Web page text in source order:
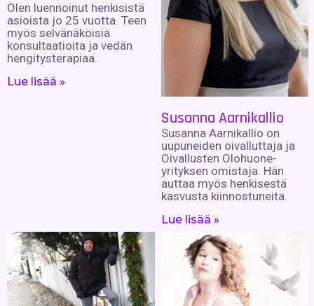
Olen luennoinut henkisistä
asioista jo 25 vuotta. Teen
myös selvänäköisiä
konsultaatioita ja vedän
hengitysterapiaa.
Lue lisää »
Susanna Aarnikallio
Susanna Aarnikallio on
uupuneiden oivalluttaja ja
Oivallusten Olohuone-
yrityksen omistaja. Hän
auttaa myös henkisestä
kasvusta kiinnostuneita.
Lue lisää »